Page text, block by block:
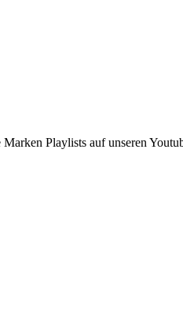
Marken Playlists auf unseren